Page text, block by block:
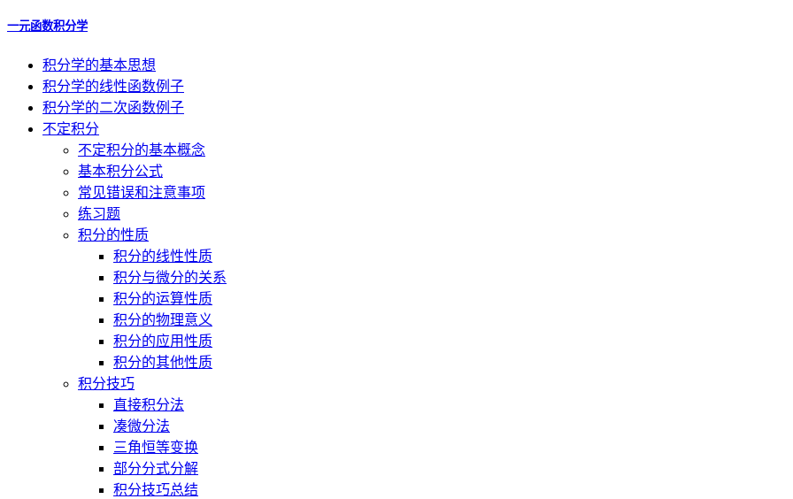
一元函数积分学
积分学的基本思想
积分学的线性函数例子
积分学的二次函数例子
不定积分
不定积分的基本概念
基本积分公式
常见错误和注意事项
练习题
积分的性质
积分的线性性质
积分与微分的关系
积分的运算性质
积分的物理意义
积分的应用性质
积分的其他性质
积分技巧
直接积分法
凑微分法
三角恒等变换
部分分式分解
积分技巧总结